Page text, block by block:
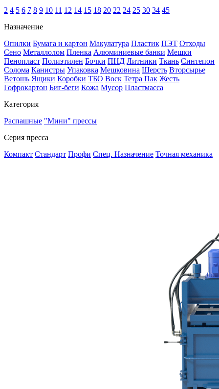
2 4 5 6 7 8 9 10 11 12 14 15 18 20 22 24 25 30 34 45
Назначение
Опилки Бумага и картон Макулатура Пластик ПЭТ Отходы
Сено Металлолом Пленка Алюминиевые банки Мешки
Пенопласт Полиэтилен Бочки ПНД Литники Ткань Синтепон
Солома Канистры Упаковка Мешковина Шерсть Вторсырье
Ветошь Ящики Коробки ТБО Воск Тетра Пак Жесть
Гофрокартон Биг-беги Кожа Мусор Пластмасса
Категория
Распашные "Мини" прессы
Серия пресса
Компакт Стандарт Профи Спец. Назначение Точная механика